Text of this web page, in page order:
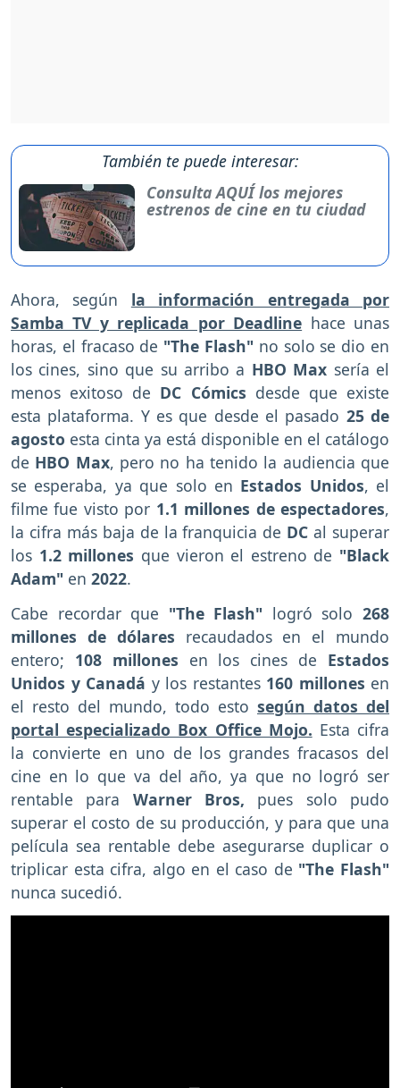
También te puede interesar:
Consulta AQUÍ los mejores
estrenos de cine en tu ciudad
Ahora, según la información entregada por
Samba TV y replicada por Deadline hace unas
horas, el fracaso de "The Flash" no solo se dio en
los cines, sino que su arribo a HBO Max sería el
menos exitoso de DC Cómics desde que existe
esta plataforma. Y es que desde el pasado 25 de
agosto esta cinta ya está disponible en el catálogo
de HBO Max, pero no ha tenido la audiencia que
se esperaba, ya que solo en Estados Unidos, el
filme fue visto por 1.1 millones de espectadores,
la cifra más baja de la franquicia de DC al superar
los 1.2 millones que vieron el estreno de "Black
Adam" en 2022.
Cabe recordar que "The Flash" logró solo268
millones de dólares recaudados en el mundo
entero; 108 millones en los cines de Estados
Unidos y Canadá y los restantes 160 millones en
el resto del mundo, todo esto según datos del
portal especializado Box Office Mojo. Esta cifra
la convierte en uno de los grandes fracasos del
cine en lo que va del año, ya que no logró ser
rentable para Warner Bros, pues solo pudo
superar el costo de su producción, y para que una
película sea rentable debe asegurarse duplicar o
triplicar esta cifra, algo en el caso de "The Flash"
nunca sucedió.